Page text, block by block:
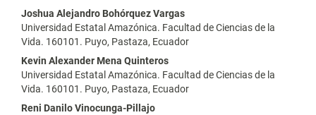
Contenido
principal
del
artículo
Joshua Alejandro Bohórquez Vargas
Universidad Estatal Amazónica. Facultad de Ciencias de la
Vida. 160101. Puyo, Pastaza, Ecuador
Kevin Alexander Mena Quinteros
Universidad Estatal Amazónica. Facultad de Ciencias de la
Vida. 160101. Puyo, Pastaza, Ecuador
Reni Danilo Vinocunga-Pillajo